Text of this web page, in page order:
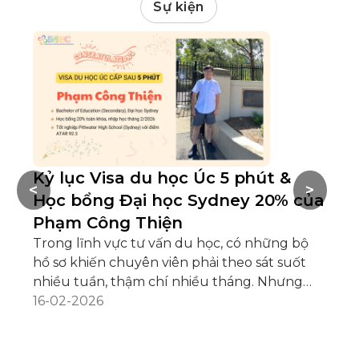
Sự kiện
Kỷ lục Visa du học Úc 5 phút &
Học bổng Đại học Sydney 20% của
Phạm Công Thiện
Trong lĩnh vực tư vấn du học, có những bộ
hồ sơ khiến chuyên viên phải theo sát suốt
nhiều tuần, thậm chí nhiều tháng. Nhưng
cũng có những hồ sơ hệ thống vừa tiếp nhận
16-02-2026
>
<